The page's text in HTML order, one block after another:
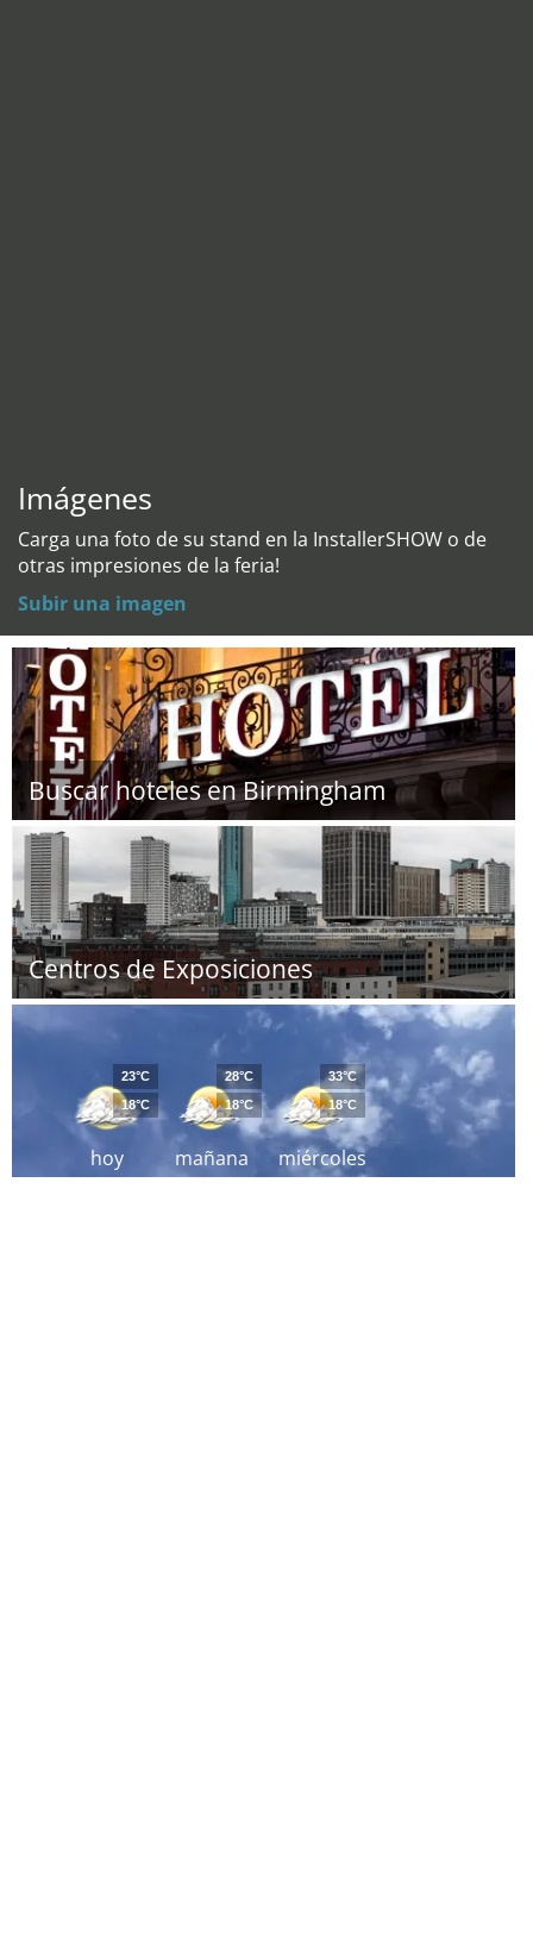
Imágenes
Carga una foto de su stand en la InstallerSHOW o de
otras impresiones de la feria!
Subir una imagen
Buscar hoteles en Birmingham
Centros de Exposiciones
hoy
23°C
18°C
mañana
28°C
18°C
miércoles
33°C
18°C